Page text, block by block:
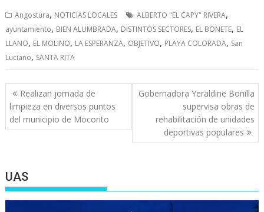
Angostura, NOTICIAS LOCALES ALBERTO "EL CAPY" RIVERA,
ayuntamiento, BIEN ALUMBRADA, DISTINTOS SECTORES, EL BONETE, EL
LLANO, EL MOLINO, LA ESPERANZA, OBJETIVO, PLAYA COLORADA, San
Luciano, SANTA RITA
Navegación
de
entradas
Realizan jornada de
limpieza en diversos puntos
del municipio de Mocorito
Gobernadora Yeraldine Bonilla
supervisa obras de
rehabilitación de unidades
deportivas populares
UAS